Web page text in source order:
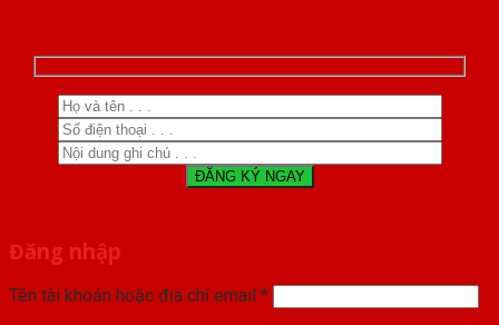
Đăng nhập
Tên tài khoản hoặc địa chỉ email *